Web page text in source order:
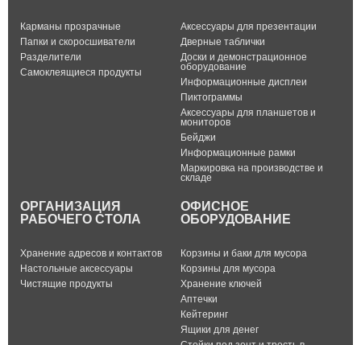
Карманы прозрачные
Папки и скоросшиватели
Разделители
Самоклеящиеся продукты
Аксессуары для презентации
Дверные таблички
Доски и демонстрационное
оборудование
Информационные дисплеи
Пиктограммы
Аксессуары для планшетов и
мониторов
Бейджи
Информационные рамки
Маркировка на производстве и
складе
ОРГАНИЗАЦИЯ
РАБОЧЕГО СТОЛА
Хранение адресов и контактов
Настольные аксессуары
Чистящие продукты
ОФИСНОЕ
ОБОРУДОВАНИЕ
Корзины и баки для мусора
Корзины для мусора
Хранение ключей
Аптечки
Кейтеринг
Ящики для денег